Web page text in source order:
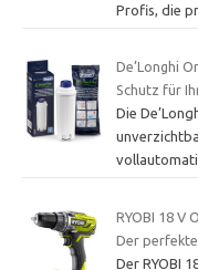
Profis, die
De’Longhi
Schutz für
Die
RYOBI 18 V
Der
Der RYOBI